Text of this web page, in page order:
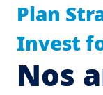
Plan
Invest
Nos